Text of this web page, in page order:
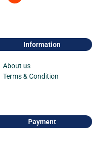
Information
About us
Terms & Condition
Payment